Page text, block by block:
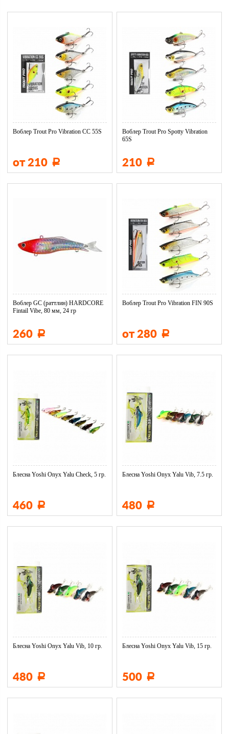
Воблер Trout Pro Vibration CC 55S
от 210 Р
Воблер Trout Pro Spotty Vibration
65S
210 Р
Воблер GC (раттлин) HARDCORE
Fintail Vibe, 80 мм, 24 гр
260 Р
Воблер Trout Pro Vibration FIN 90S
от 280 Р
Блесна Yoshi Onyx Yalu Check, 5 гр.
460 Р
Блесна Yoshi Onyx Yalu Vib, 7.5 гр.
480 Р
Блесна Yoshi Onyx Yalu Vib, 10 гр.
480 Р
Блесна Yoshi Onyx Yalu Vib, 15 гр.
500 Р